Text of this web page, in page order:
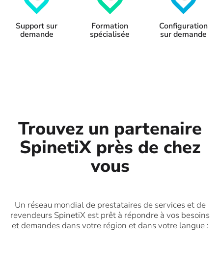
Support sur
demande
Formation
spécialisée
Configuration
sur demande
Trouvez un partenaire
SpinetiX près de chez
vous
Un réseau mondial de prestataires de services et de
revendeurs SpinetiX est prêt à répondre à vos besoins
et demandes dans votre région et dans votre langue :